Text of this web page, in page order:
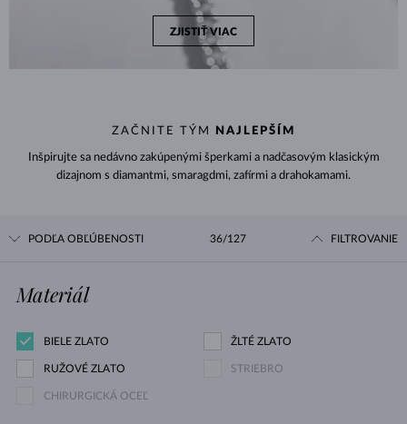
ZJISTIŤ VIAC
ZAČNITE TÝM NAJLEPŠÍM
Inšpirujte sa nedávno zakúpenými šperkami a nadčasovým klasickým
dizajnom s diamantmi, smaragdmi, zafírmi a drahokamami.
PODĽA OBĽÚBENOSTI 36/127 FILTROVANIE
Materiál
BIELE ZLATO ŽLTÉ ZLATO
RUŽOVÉ ZLATO STRIEBRO
CHIRURGICKÁ OCEĽ